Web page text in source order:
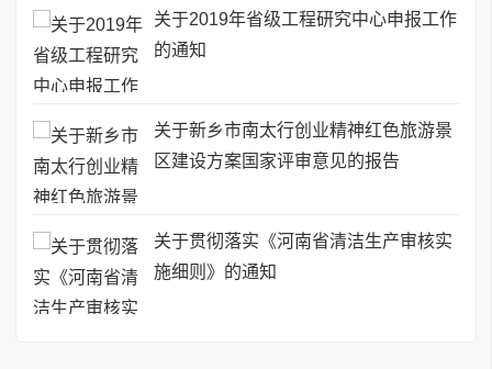
关于2019年省级工程研究中心申报工作
的通知
关于新乡市南太行创业精神红色旅游景
区建设方案国家评审意见的报告
关于贯彻落实《河南省清洁生产审核实
施细则》的通知